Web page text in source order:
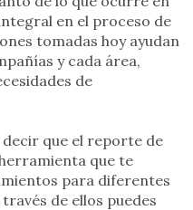
en el proceso de
tomadas hoy ayudan
y cada área,
de
decir que el reporte de
que te
para diferentes
de ellos puedes